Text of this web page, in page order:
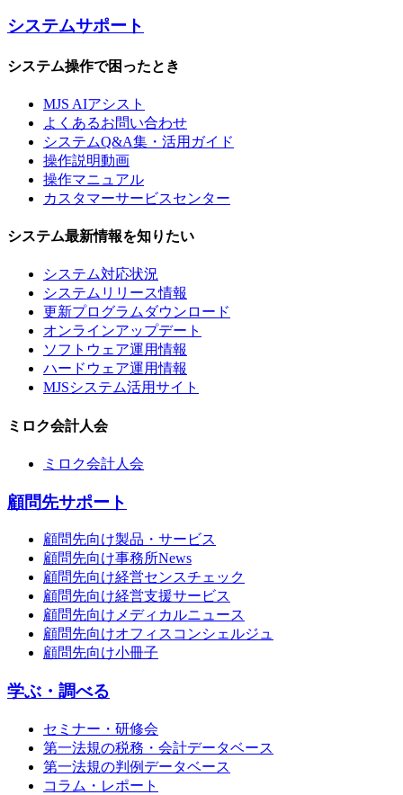
システムサポート
システム操作で困ったとき
MJS AIアシスト
よくあるお問い合わせ
システムQ&A集・活用ガイド
操作説明動画
操作マニュアル
カスタマーサービスセンター
システム最新情報を知りたい
システム対応状況
システムリリース情報
更新プログラムダウンロード
オンラインアップデート
ソフトウェア運用情報
ハードウェア運用情報
MJSシステム活用サイト
ミロク会計人会
ミロク会計人会
顧問先サポート
顧問先向け製品・サービス
顧問先向け事務所News
顧問先向け経営センスチェック
顧問先向け経営支援サービス
顧問先向けメディカルニュース
顧問先向けオフィスコンシェルジュ
顧問先向け小冊子
学ぶ・調べる
セミナー・研修会
第一法規の税務・会計データベース
第一法規の判例データベース
コラム・レポート